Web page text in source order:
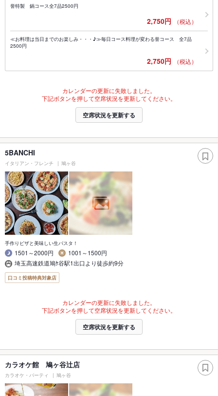
誉特製 鍋コース全7品2500円
2,750円 （税込）
≪お料理は当日までのお楽しみ・・・♪≫毎日コース料理が変わる誉コース 全7品
2500円
2,750円 （税込）
カレンダーの更新に失敗しました。
下記ボタンを押して空席状況を更新してください。
空席状況を更新する
5BANCHI
イタリアン・フレンチ 鳩ヶ谷
手作りピザと美味しい生パスタ！
1501～2000円
1001～1500円
埼玉高速鉄道鳩ｹ谷駅1出口より徒歩約9分
口コミ投稿特典対象店
カレンダーの更新に失敗しました。
下記ボタンを押して空席状況を更新してください。
空席状況を更新する
カラオケ館 鳩ヶ谷辻店
カラオケ・パーティ 鳩ヶ谷